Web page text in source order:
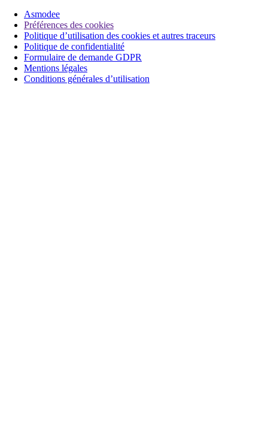
Asmodee
Préférences des cookies
Politique d’utilisation des cookies et autres traceurs
Politique de confidentialité
Formulaire de demande GDPR
Mentions légales
Conditions générales d’utilisation